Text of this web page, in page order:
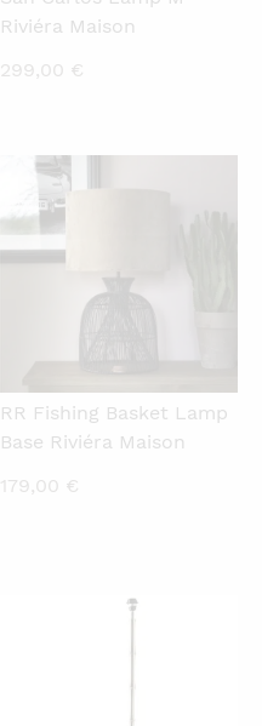
Riviéra Maison
299,00 €
QUICKVIEW
RR Fishing Basket Lamp
Base Riviéra Maison
179,00 €